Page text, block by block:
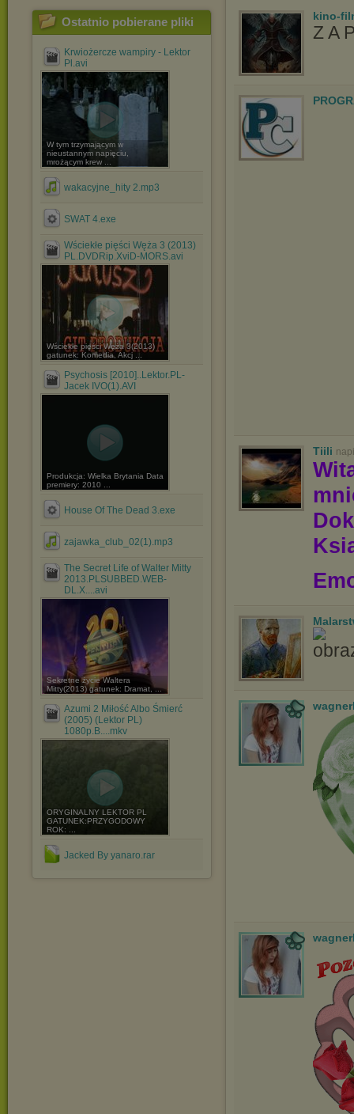
Ostatnio pobierane pliki
Krwiożercze wampiry - Lektor
Pl.avi
W tym trzymającym w
nieustannym napięciu,
mrożącym krew ...
wakacyjne_hity 2.mp3
SWAT 4.exe
Wściekłe pięści Węża 3 (2013)
PL.DVDRip.XviD-MORS.avi
Wściekłe pięści Węża 3(2013)
gatunek: Komedia, Akcj ...
Psychosis [2010]..Lektor.PL-
Jacek IVO(1).AVI
Produkcja: Wielka Brytania Data
premiery: 2010 ...
House Of The Dead 3.exe
zajawka_club_02(1).mp3
The Secret Life of Walter Mitty
2013.PLSUBBED.WEB-
DL.X....avi
Sekretne życie Waltera
Mitty(2013) gatunek: Dramat, ...
Azumi 2 Miłość Albo Śmierć
(2005) (Lektor PL)
1080p.B....mkv
ORYGINALNY LEKTOR PL
GATUNEK:PRZYGODOWY
ROK: ...
Jacked By yanaro.rar
kino-
Z A
Tiili